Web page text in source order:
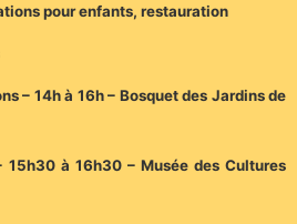
pour enfants, restauration
– 14h à 16h – Bosquet des Jardins de
15h30 à 16h30 – Musée des Cultures